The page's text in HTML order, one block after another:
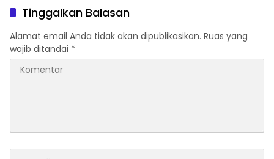
Perusahaan Multinasional
Tinggalkan Balasan
Alamat email Anda tidak akan dipublikasikan. Ruas yang
wajib ditandai *